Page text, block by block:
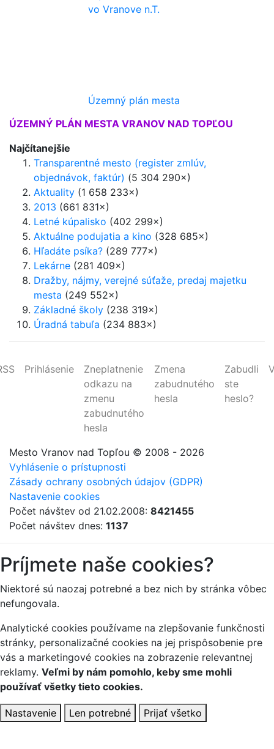
vo Vranove n.T.
Územný plán mesta
ÚZEMNÝ PLÁN MESTA VRANOV NAD TOPĽOU
Najčítanejšie
Transparentné mesto (register zmlúv,
objednávok, faktúr) (5 304 290×)
Aktuality (1 658 233×)
2013 (661 831×)
Letné kúpalisko (402 299×)
Aktuálne podujatia a kino (328 685×)
Hľadáte psíka? (289 777×)
Lekárne (281 409×)
Dražby, nájmy, verejné súťaže, predaj majetku
mesta (249 552×)
Základné školy (238 319×)
Úradná tabuľa (234 883×)
Prihlásenie
Zneplatnenie
odkazu na
zmenu
zabudnutého
hesla
Zmena
zabudnutého
hesla
Zabudli
ste
heslo?
Mesto Vranov nad Topľou © 2008 - 2026
Vyhlásenie o prístupnosti
Zásady ochrany osobných údajov (GDPR)
Nastavenie cookies
Počet návštev od 21.02.2008: 8421455
Počet návštev dnes: 1137
Príjmete naše cookies?
Niektoré sú naozaj potrebné a bez nich by stránka vôbec
nefungovala.
Analytické cookies používame na zlepšovanie funkčnosti
stránky, personalizačné cookies na jej prispôsobenie pre
vás a marketingové cookies na zobrazenie relevantnej
reklamy. Veľmi by nám pomohlo, keby sme mohli
používať všetky tieto cookies.
Nastavenie Len potrebné Prijať všetko